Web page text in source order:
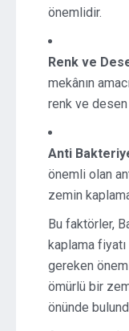
önemlidir.
Renk ve
mekânın
renk ve desen
Anti
önemli olan
zemin
Bu faktörler,
kaplama
gereken
ömürlü bir
önünde